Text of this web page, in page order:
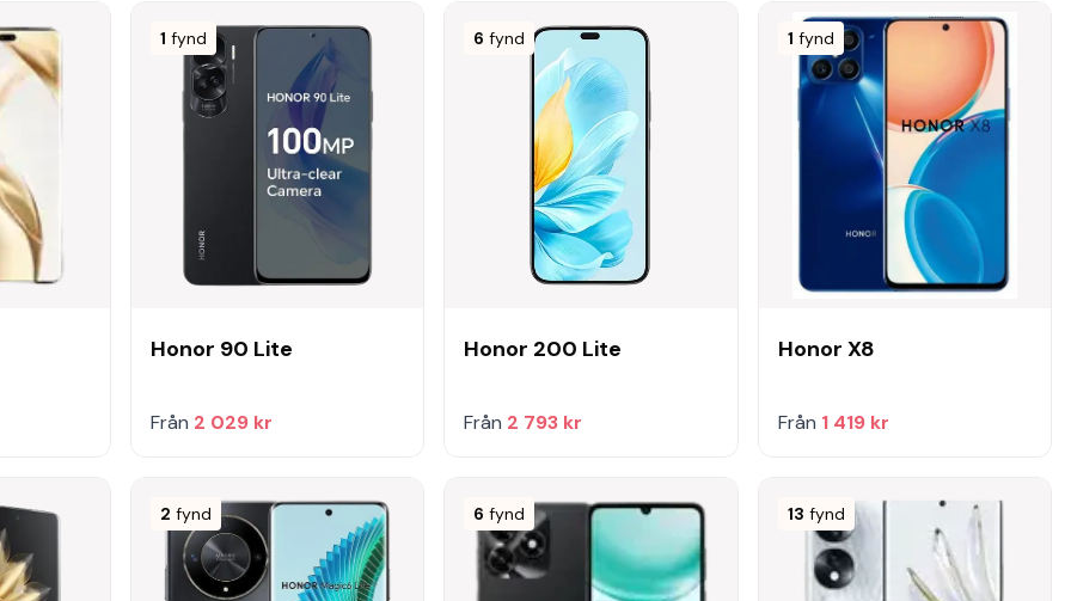
1 fynd
Honor 90 Lite
Från 2 029 kr
6 fynd
Honor 200 Lite
Från 2 793 kr
1 fynd
Honor X8
Från 1 419 kr
2 fynd 6 fynd 13 fynd